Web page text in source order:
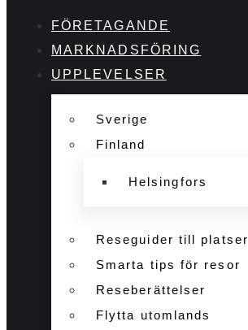
FÖRETAGANDE
MARKNADSFÖRING
UPPLEVELSER
Sverige
Finland
Helsingfors
Reseguider till platser
Smarta tips för resor
Reseberättelser
Flytta utomlands